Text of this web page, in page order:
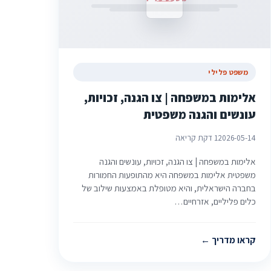
משפט פלילי
אלימות במשפחה | צו הגנה, זכויות,
עונשים והגנה משפטית
2026-05-141 דקת קריאה
אלימות במשפחה | צו הגנה, זכויות, עונשים והגנה
משפטית אלימות במשפחה היא מהתופעות החמורות
בחברה הישראלית, והיא מטופלת באמצעות שילוב של
כלים פליליים, אזרחיים…
קראו מדריך